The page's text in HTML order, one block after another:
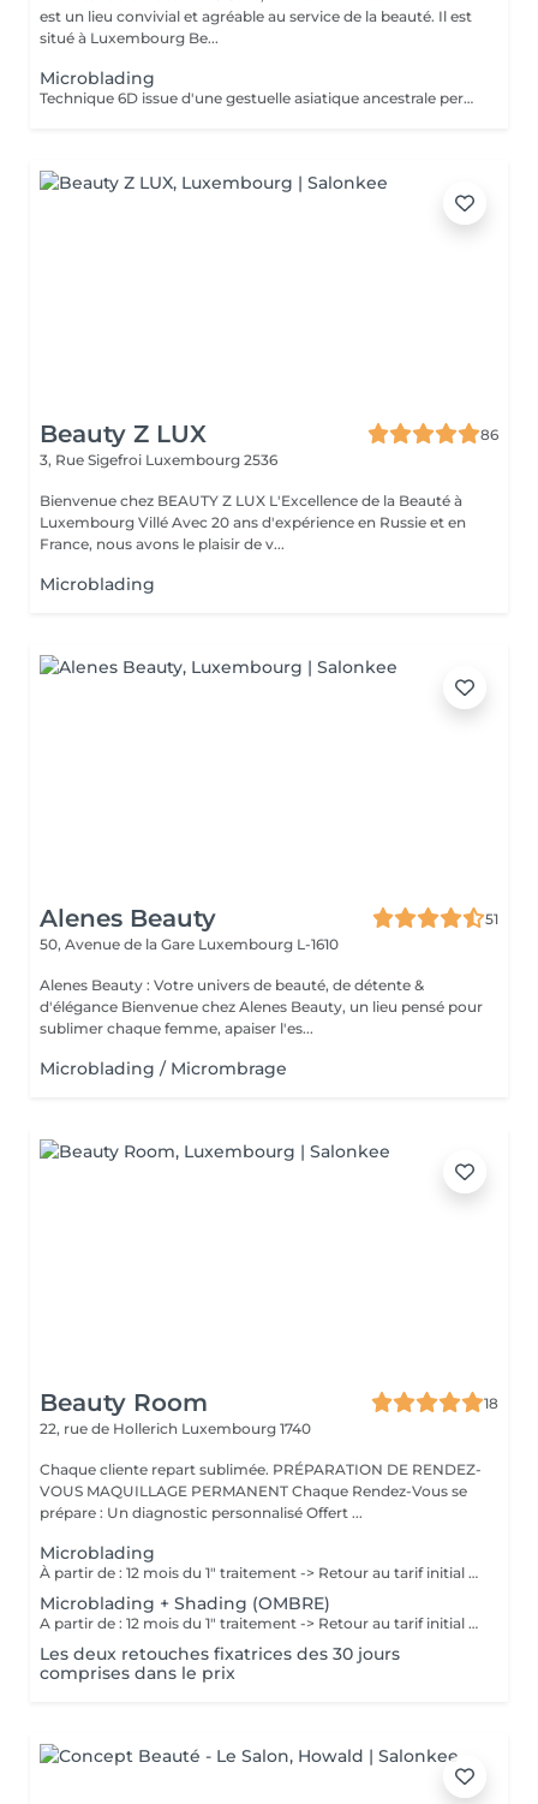
est un lieu convivial et agréable au service de la beauté. Il est
situé à Luxembourg Be...
Microblading
Technique 6D issue d'une gestuelle asiatique ancestrale permettant de restructurer vos sourcils pour un résultat poil à poil plus vrai que nature Prenez rendez vous avec notre experte pour conseils et devis personnalisés.
Beauty Z LUX
86
3, Rue Sigefroi Luxembourg 2536
Bienvenue chez BEAUTY Z LUX L'Excellence de la Beauté à
Luxembourg Villé Avec 20 ans d'expérience en Russie et en
France, nous avons le plaisir de v...
Microblading
Alenes Beauty
51
50, Avenue de la Gare Luxembourg L-1610
Alenes Beauty : Votre univers de beauté, de détente &
d'élégance Bienvenue chez Alenes Beauty, un lieu pensé pour
sublimer chaque femme, apaiser l'es...
Microblading / Micrombrage
Beauty Room
18
22, rue de Hollerich Luxembourg 1740
Chaque cliente repart sublimée. PRÉPARATION DE RENDEZ-
VOUS MAQUILLAGE PERMANENT Chaque Rendez-Vous se
prépare : Un diagnostic personnalisé Offert ...
Microblading
À partir de : 12 mois du 1" traitement -> Retour au tarif initial (à voir avec l'artiste selon chaque cas). Chaque cliente repart sublimée: La micropigmentation Microblading des sourcils est une technique innovante qui permet de recréer des sourcils naturels et réalistes. Nos experts artistiques utilisent des pigments spéciaux pour créer subtilement des poils pour les sourcils, et des micro-points pour les sourcils en MicroShading, donnant l'illusion de vrais poils ou d'un effet de couleur harmonieuse pour les sourcils avec la technique du MicroShading poudré. Ces méthodes révolutionnaires sont non invasives et offre des résultats impressionnants. Découvrez la micropigmentation des sourcils Microblading à Luxembourg-gare avec Diana.
Microblading + Shading (OMBRE)
A partir de : 12 mois du 1" traitement -> Retour au tarif initial (à voir avec l'artiste selon chaque cas). Chaque cliente repart sublimée: La micropigmentation des sourcils est une technique innovante qui permet de recréer des sourcils naturels et réalistes. Nos experts artistiques utilisent des pigments spéciaux pour créer subtilement des poils et des micro-points combinés, donnant l'illusion de vrais poils et d'un effet de couleur harmonieuse pour les sourcils avec la technique combinée du Microblading et MicroShading poudré. Ces méthodes révolutionnaires sont non invasives et offre des résultats impressionnants. Découvrez la micropigmentation des sourcils combinés Microblading-Shading à Luxembourg-gare avec Diana.
Les deux retouches fixatrices des 30 jours
comprises dans le prix